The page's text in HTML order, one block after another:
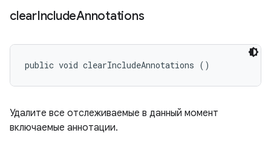
clearIncludeAnnotations
public void clearIncludeAnnotations ()
Удалите все отслеживаемые в данный момент
включаемые аннотации.